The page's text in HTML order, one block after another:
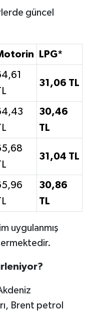
güncel
LPG*
31,06 TL
30,46
TL
31,04 TL
30,86
TL
uygulanmış
Brent petrol